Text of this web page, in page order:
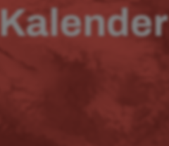
Kalender